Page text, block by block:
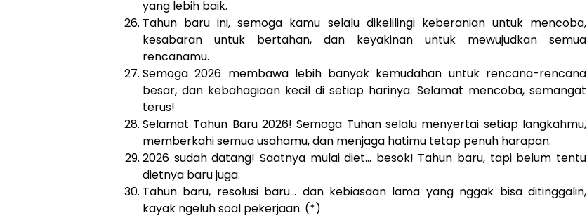
yang lebih baik.
Tahun baru ini, semoga kamu selalu dikelilingi keberanian untuk mencoba,
kesabaran untuk bertahan, dan keyakinan untuk mewujudkan semua
rencanamu.
Semoga 2026 membawa lebih banyak kemudahan untuk rencana-rencana
besar, dan kebahagiaan kecil di setiap harinya. Selamat mencoba, semangat
terus!
Selamat Tahun Baru 2026! Semoga Tuhan selalu menyertai setiap langkahmu,
memberkahi semua usahamu, dan menjaga hatimu tetap penuh harapan.
2026 sudah datang! Saatnya mulai diet… besok! Tahun baru, tapi belum tentu
dietnya baru juga.
Tahun baru, resolusi baru… dan kebiasaan lama yang nggak bisa ditinggalin,
kayak ngeluh soal pekerjaan. (*)